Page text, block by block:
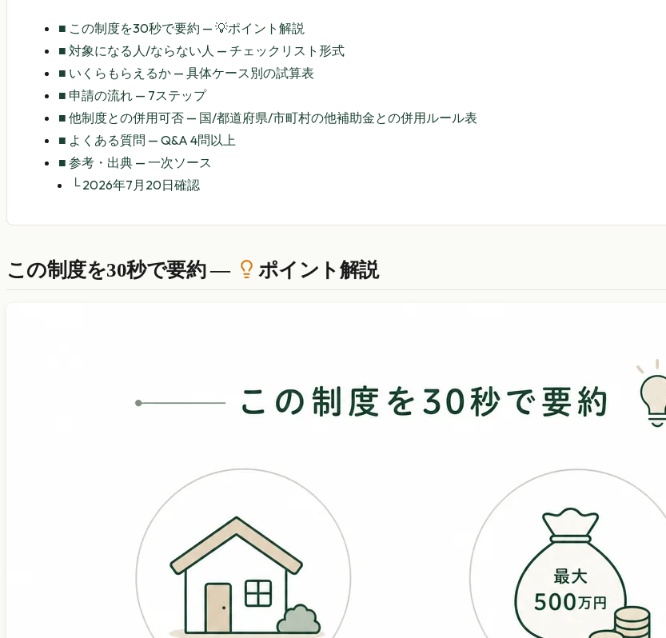
■ この制度を30秒で要約 — 💡ポイント解説
■ 対象になる人/ならない人 — チェックリスト形式
■ いくらもらえるか — 具体ケース別の試算表
■ 申請の流れ — 7ステップ
■ 他制度との併用可否 — 国/都道府県/市町村の他補助金との併用ルール表
■ よくある質問 — Q&A 4問以上
■ 参考・出典 — 一次ソース
└2026年7月20日確認
この制度を30秒で要約 — ポイント解説